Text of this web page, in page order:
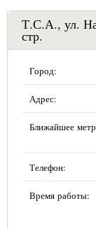
Т.С.А., ул.
стр.
Город:
Адрес:
Ближайшее
Телефон:
Время работы: